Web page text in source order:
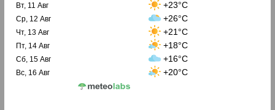
Вт, 11 Авг +23°C
Ср, 12 Авг +26°C
Чт, 13 Авг +21°C
Пт, 14 Авг +18°C
Сб, 15 Авг +16°C
Вс, 16 Авг +20°C